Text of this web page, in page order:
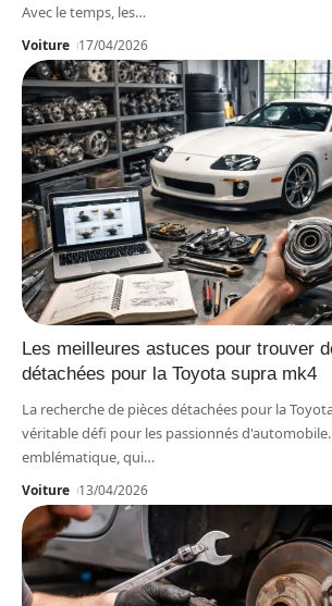
Avec le temps, les…
Voiture 17/04/2026
Les meilleures astuces pour trouver
détachées pour la Toyota supra mk4
La recherche de pièces détachées pour la
véritable défi pour les passionnés
emblématique, qui…
Voiture 13/04/2026